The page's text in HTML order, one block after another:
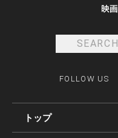
FOLLOW US
トップ